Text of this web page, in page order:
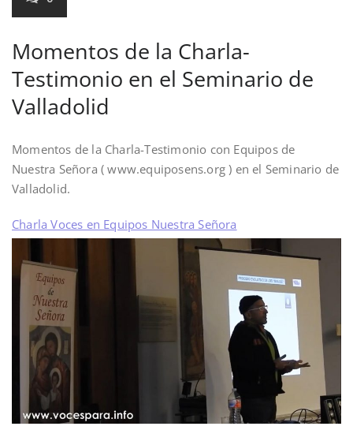
Momentos de la Charla-
Testimonio en el Seminario de
Valladolid
Momentos de la Charla-Testimonio con Equipos de
Nuestra Señora ( www.equiposens.org ) en el Seminario de
Valladolid.
Charla Voces en Equipos Nuestra Señora